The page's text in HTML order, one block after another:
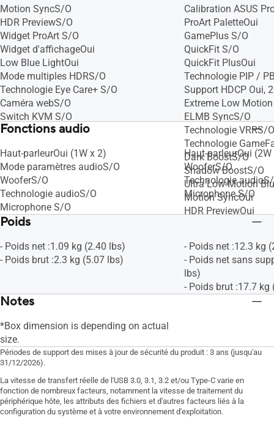
Motion SyncS/O
HDR PreviewS/O
Widget ProArt S/O
Widget d'affichageOui
Low Blue LightOui
Mode multiples HDRS/O
Technologie Eye Care+ S/O
Caméra webS/O
Switch KVM S/O
Calibration ASUS
ProArt PaletteOui
GamePlus S/O
QuickFit S/O
QuickFit PlusOui
Technologie PIP /
Support HDCP Oui,
Extreme Low
ELMB SyncS/O
Technologie VRRS/O
Technologie
Dark BoostS/O
Shadow BoostS/O
Ultra Low Motion
Motion SyncOui
HDR PreviewOui
Widget
Technologie Eye
Caméra webS/O
Switch KVM S/O
Fonctions audio
Haut-parleurOui (1W x 2)
Mode paramètres audioS/O
WooferS/O
Technologie audioS/O
Microphone S/O
Haut-parleurOui
WooferS/O
Technologie
Microphone S/O
Poids
- Poids net :1.09 kg (2.40 lbs)
- Poids brut :2.3 kg (5.07 lbs)
- Poids net :12.3 kg
- Poids net sans
lbs)
- Poids brut :17.7 kg
Notes
*Box dimension is depending on actual
size.
Périodes de support des mises à jour de sécurité du produit : 3 ans (jusqu'au
31/12/2026).
La vitesse de transfert réelle de l'USB 3.0, 3.1, 3.2 et/ou Type-C varie en
fonction de nombreux facteurs, notamment la vitesse de traitement du
périphérique hôte, les attributs des fichiers et d'autres facteurs liés à la
configuration du système et à votre environnement d'exploitation.